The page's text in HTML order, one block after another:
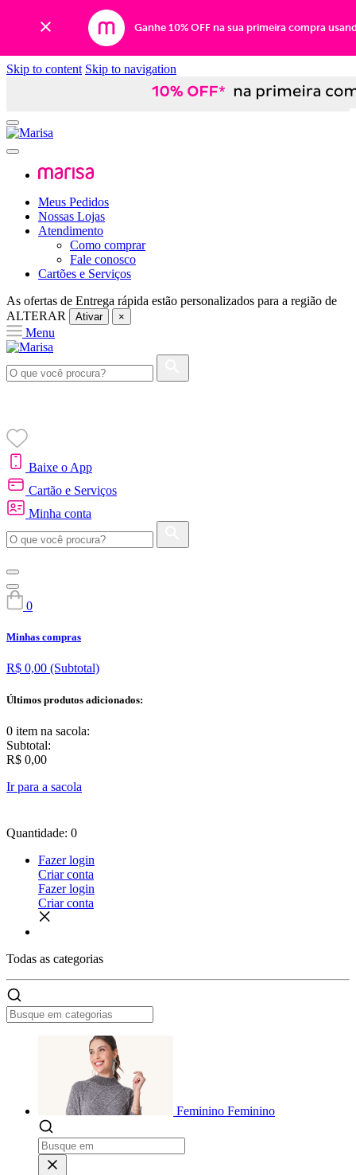
Ganhe 10% OFF na sua primeira compra
Skip to content Skip to navigation
Meus Pedidos
Nossas Lojas
Atendimento
Como comprar
Fale conosco
Cartões e Serviços
As ofertas de Entrega rápida estão personalizados para a região de
ALTERAR
Ativar ×
Menu
Baixe o App
Cartão e Serviços
Minha conta
0
Minhas compras
R$ 0,00 (Subtotal)
Últimos produtos adicionados:
0 item na sacola:
Subtotal:
R$ 0,00
Ir para a sacola
Quantidade: 0
Fazer login
Criar conta
Fazer login
Criar conta
Todas as categorias
Feminino Feminino